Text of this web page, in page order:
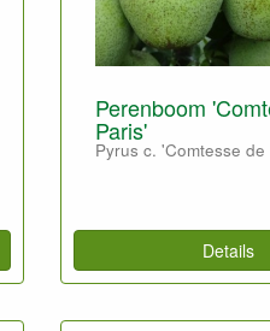
Perenboom
Paris'
Pyrus c. 'Comtesse de
Details